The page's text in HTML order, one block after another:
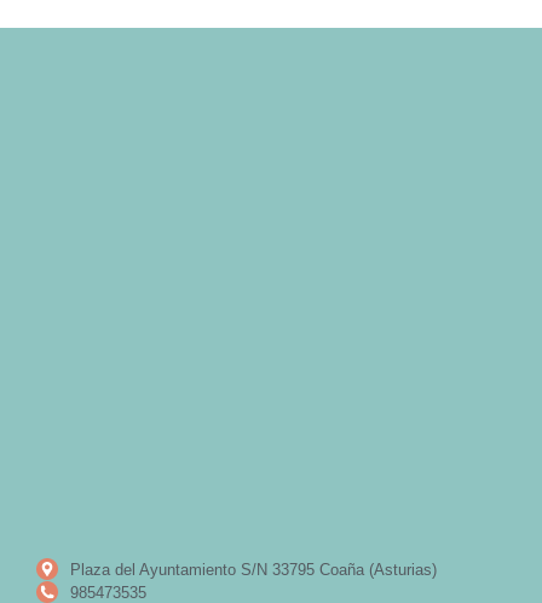
Plaza del Ayuntamiento S/N 33795 Coaña (Asturias)
985473535